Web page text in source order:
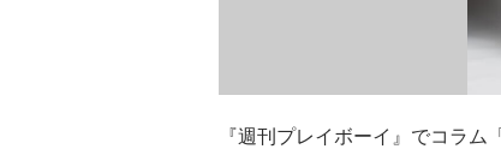
『週刊プレイボーイ』でコラム「